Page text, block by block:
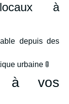
à
depuis des
urbaine 🚦
à vos